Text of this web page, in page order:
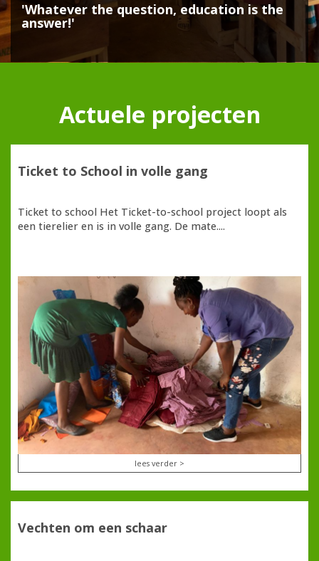
'Whatever the question, education is the
answer!'
Actuele projecten
Ticket to School in volle gang
Ticket to school Het Ticket-to-school project loopt als
een tierelier en is in volle gang. De mate....
lees verder >
Vechten om een schaar